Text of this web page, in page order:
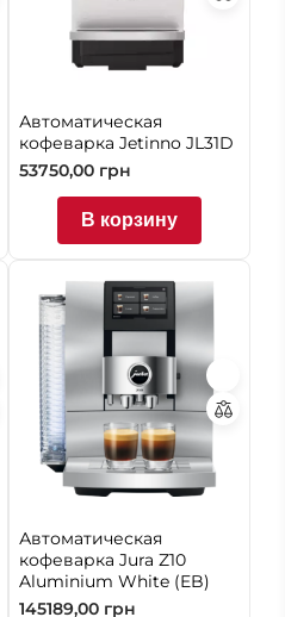
Автоматическая
кофеварка Jetinno JL31D
53750,00 грн
В корзину
Автоматическая
кофеварка Jura Z10
Aluminium White (EB)
145189,00 грн